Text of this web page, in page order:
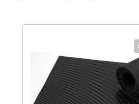
Productgalerij overslaan